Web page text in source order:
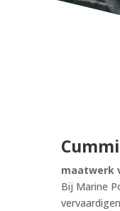
maatwerk
Bij Marine